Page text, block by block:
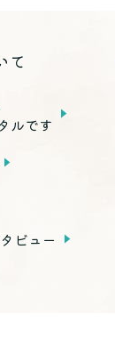
て
ルです
ビュー